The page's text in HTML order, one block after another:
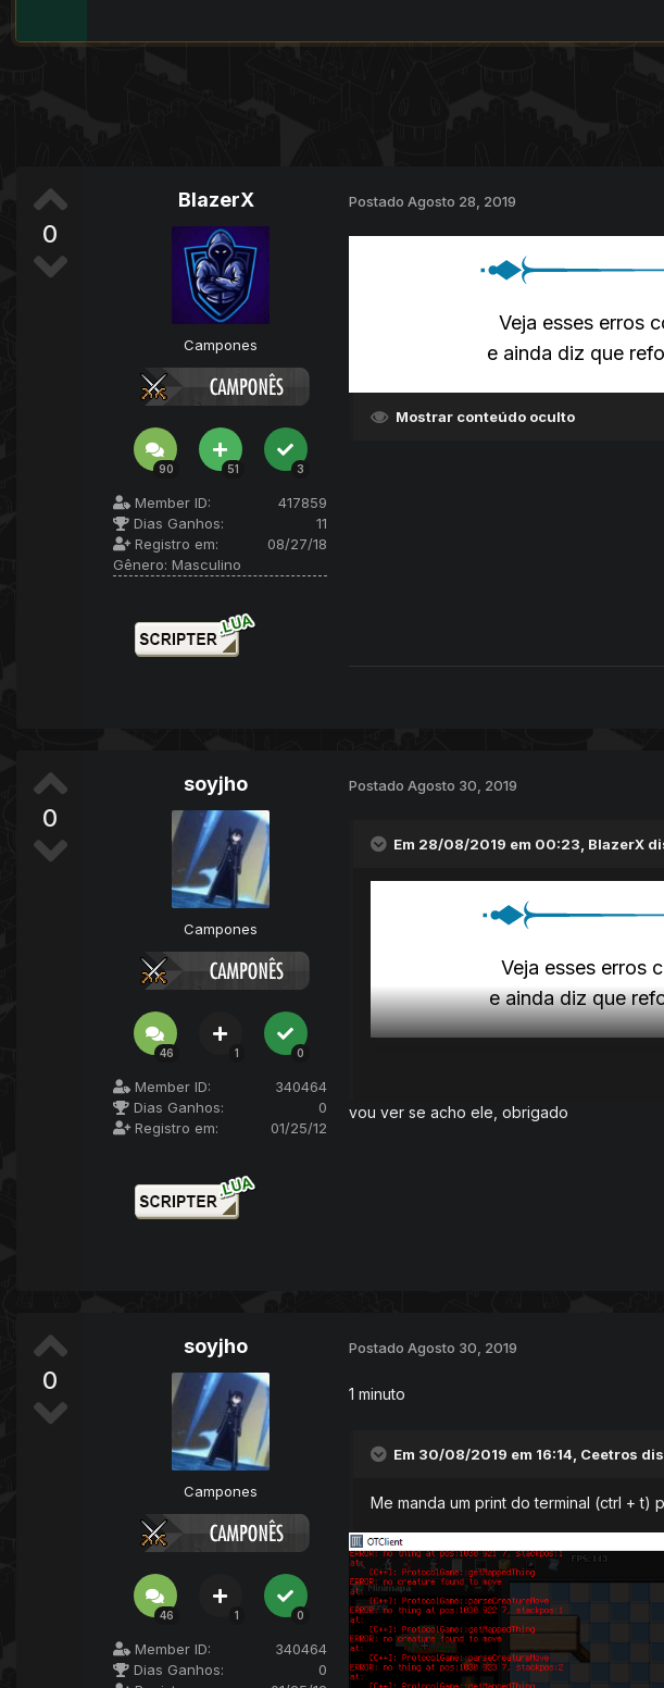
0
BlazerX
Campones
90 51 3
Member ID:
417859
Dias Ganhos:
11
Registro em:
08/27/18
Gênero: Masculino
Postado Agosto 28, 2019
Veja esses erros
e ainda diz que
Mostrar conteúdo oculto
0
soyjho
Campones
46 1 0
Member ID:
340464
Dias Ganhos:
0
Registro em:
01/25/12
Postado Agosto 30, 2019
Em 28/08/2019 em 00:23, BlazerX
Veja esses erros
e ainda diz que
vou ver se acho ele, obrigado
0
soyjho
Campones
46 1 0
Member ID:
340464
Dias Ganhos:
0
Postado Agosto 30, 2019
1 minuto
Em 30/08/2019 em 16:14, Ceetros
Me manda um print do terminal (ctrl + t)